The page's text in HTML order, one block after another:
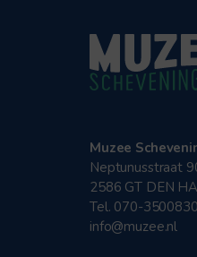
Muzee
Neptunusstraat
2586 GT DEN
Tel. 070-3500830
info@muzee.nl